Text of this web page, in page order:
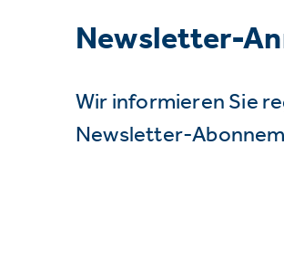
Newsletter-
Wir informieren Sie
Newsletter-